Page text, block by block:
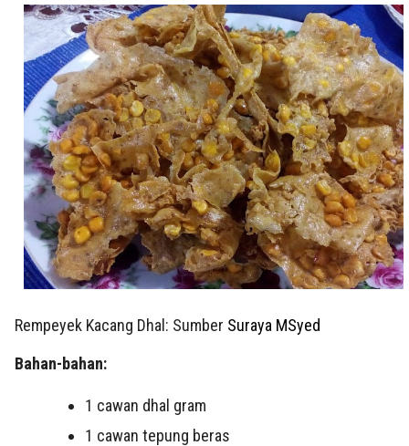
Rempeyek Kacang Dhal: Sumber Suraya MSyed
Bahan-bahan:
1 cawan dhal gram
1 cawan tepung beras